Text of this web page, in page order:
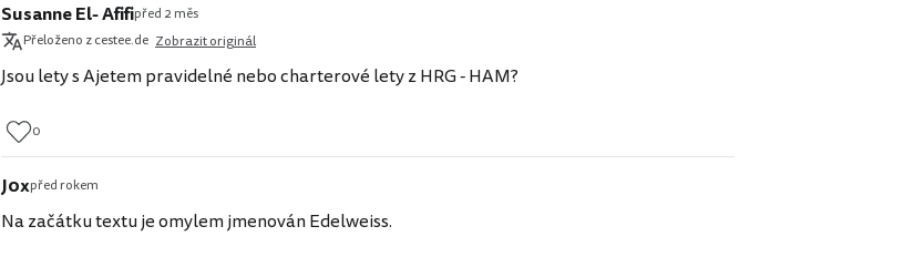
Susanne El- Afifipřed 2 měs
Přeloženo z cestee.de Zobrazit originál
Jsou lety s Ajetem pravidelné nebo charterové lety z HRG - HAM?
0
J0xpřed rokem
Na začátku textu je omylem jmenován Edelweiss.